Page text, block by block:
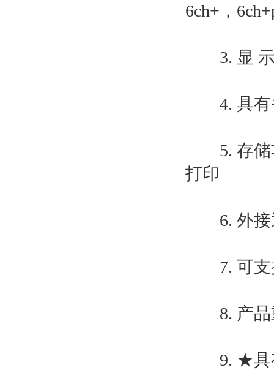
6ch+，
3. 显 示
4. 具有省
5. 存储功
打印
6. 外接通
7. 可支持
8. 产品
9. ★具有